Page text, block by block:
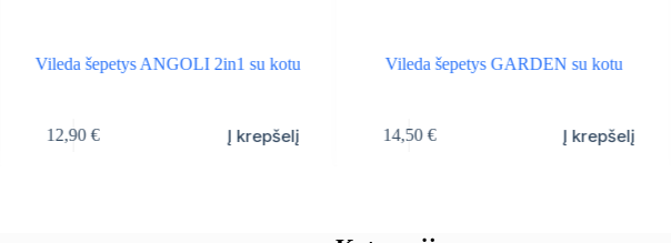
Vileda šepetys ANGOLI 2in1 su kotu
12,90€ Į krepšelį
Vileda šepetys GARDEN su kotu
14,50€ Į krepšelį